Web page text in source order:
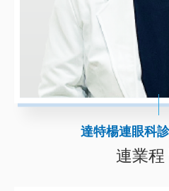
達特楊連眼科
連業程